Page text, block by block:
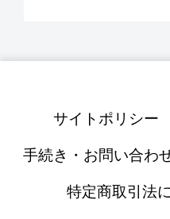
サイトポリシー
手続き・お問い合わ
特定商取引法